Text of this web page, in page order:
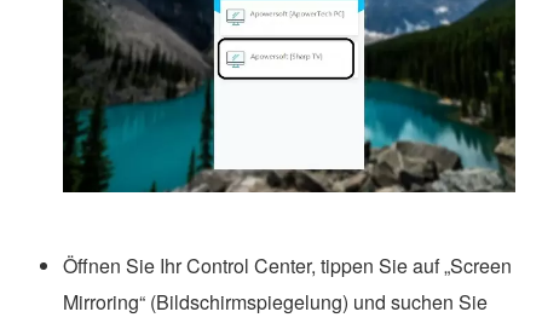
Öffnen Sie Ihr Control Center, tippen Sie auf „Screen
Mirroring“ (Bildschirmspiegelung) und suchen Sie